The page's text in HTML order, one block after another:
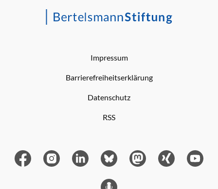
Impressum
Barrierefreiheitserklärung
Datenschutz
RSS